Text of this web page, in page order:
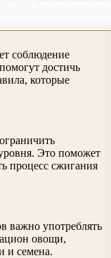
соблюдение
достичь
которые
Это поможет
процесс сжигания
важно употреблять
овощи,
и семена.